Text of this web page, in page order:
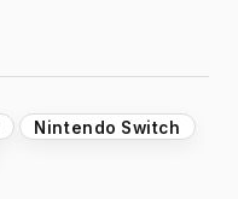
Nintendo Switch